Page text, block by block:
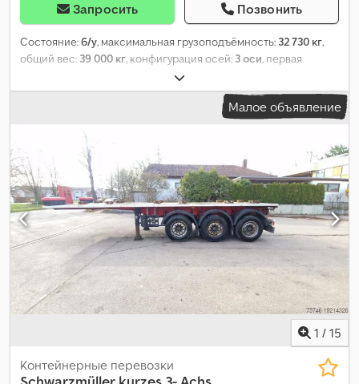
Запросить Позвонить
Состояние:б/у, максимальная грузоподъёмность: 32 730 кг,
общий вес: 39 000 кг, конфигурация осей: 3 оси, первая
, следующая проверка (TÜV):
длина грузового отсека:13 600 мм, ширина пространства для
2 550 мм, общая высота:
Малое объявление
1 / 15
Контейнерные перевозки